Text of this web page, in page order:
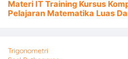
Materi IT Training Kursus
Pelajaran Matematika Luas
Trigonometri